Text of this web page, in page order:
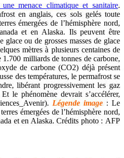
menace climatique et sanitaire.
en anglais, ces sols gelés toute
émergées de l’hémisphère nord,
et en Alaska. Ils peuvent être
glace ou de grosses masses de glace
mètres à plusieurs centaines de
milliards de tonnes de carbone,
de carbone (CO2) déjà présent
des températures, le permafrost se
libérant progressivement les gaz
le phénomène devrait s’accélérer,
Légende image : Le
émergées de l’hémisphère nord,
et en Alaska. Crédits photo : AFP